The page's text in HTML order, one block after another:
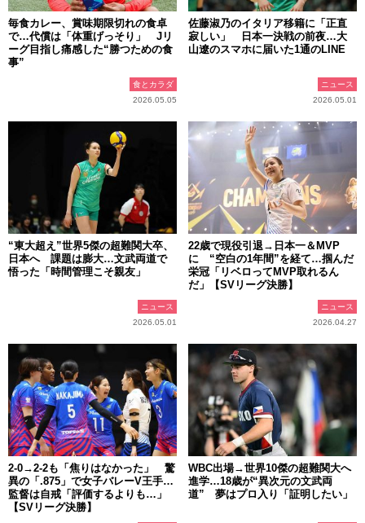
毎食カレー、賞味期限切れの食卓
で…代償は「体重げっそり」 Jリ
ーグ目指し痛感した“勝つための食
事”
食とカラダ
2026.05.05
佐藤淑乃のイタリア移籍に「正直
寂しい」 日本一決戦の前夜…大
山遼のスマホに届いた1通のLINE
ニュース
2026.05.01
“東大超え”世界5傑の超難関大卒、
日本へ 課題は膨大…文武両道で
悟った「時間管理こそ親友」
ニュース
2026.05.01
22歳で現役引退→日本一＆MVP
に “空白の1年間”を経て…掴んだ
栄冠「リベロってMVP取れるん
だ」【SVリーグ決勝】
ニュース
2026.04.27
2-0→2-2も「焦りはなかった」 驚
異の「.875」で女子バレーV王手…
監督は自戒「評価するよりも…」
【SVリーグ決勝】
WBC出場→世界10傑の超難関大へ
進学…18歳が“異次元の文武両
道” 夢はプロ入り「証明したい」